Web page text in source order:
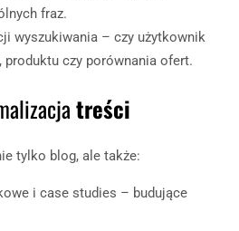
fraz.
wyszukiwania – czy użytkownik
czy porównania ofert.
treści
tylko blog, ale także:
i case studies – budujące